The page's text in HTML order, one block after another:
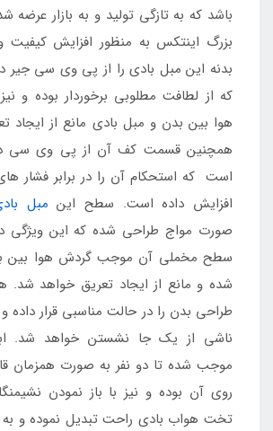
باشد که به تازگی تولید و به بازار
بزرگ اینتکس به منظور افزایش کیفیت
بدنه این مبل بادی را از پی وی سی جیر
که از لطافت مطلوبی برخوردار بوده و
هوا بین بدن و مبل بادی مانع از ایجاد
همچنین قسمت کف آن از پی وی سی
است ‌ که استحکام آن را در برابر فشار
افزایش داده است. سطح این مبل
صورت مواج طراحی شده که این ویژگی در
سطح مخملی آن موجب گردش هوا بین
شده و مانع از ایجاد تعریق خواهد شد.
طراحی بدن را در حالت مناسبی قرار داده
ناشی از یک جا نشستن خواهد شد.
موجب شده تا دو نفر به صورت همزمان
روی آن بوده و نیز با باز نمودن
تخت هواب بادی راحت تبدیل نموده و